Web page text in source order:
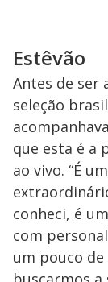
Estêvão
Antes de ser
seleção
que esta é a
ao vivo. “É
conheci, é
com
um pouco